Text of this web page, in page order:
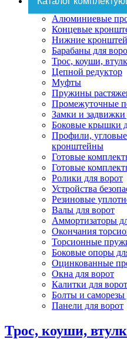
Алюминиевые
Концевые
Нижние
Барабаны для
Трос, коуши,
Цепной редуктор
Муфты
Пружины
Промежуточные
Замки и задвижки
Боковые крышки
Профили,
кронштейны
Готовые
Готовые
Ролики для ворот
Устройства
Резиновые
Валы для ворот
Аммортизаторы
Окончания
Торсионные
Боковые опоры
Оцинкованные
Окна для ворот
Калитки для ворот
Болты и саморезы
Панели для ворот
Трос, коуши,